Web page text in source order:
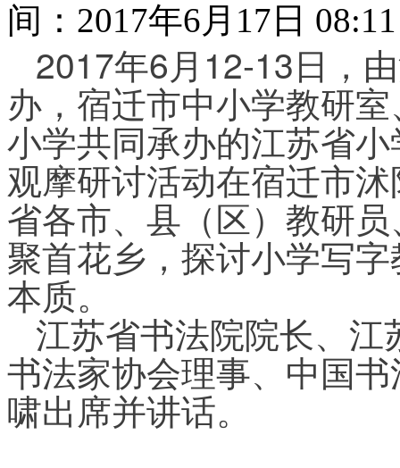
间：2017年6月17日 08:11
2017年6月12-13日，
办，宿迁市中小学教研
小学共同承办的江苏省
观摩研讨活动在宿迁市
省各市、县（区）教研
聚首花乡，探讨小学写
本质。
江苏省书法院院长、
书法家协会理事、中国
啸出席并讲话。